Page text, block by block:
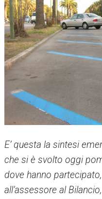
E’ questa la sintesi
che si è svolto oggi
dove hanno
all’assessore al